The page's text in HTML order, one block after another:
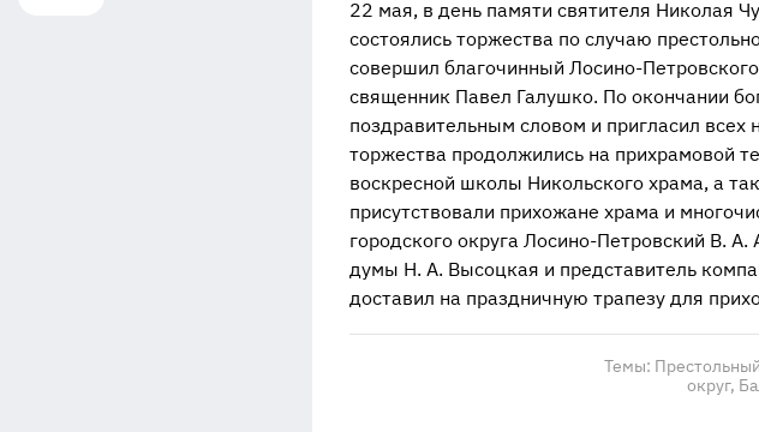
22 мая, в день памяти святителя Николая
состоялись торжества по случаю
совершил благочинный Лосино-
священник Павел Галушко. По окончании
поздравительным словом и пригласил
торжества продолжились на прихрамовой
воскресной школы Никольского храма, а
присутствовали прихожане храма и
городского округа Лосино-Петровский В.
думы Н. А. Высоцкая и представитель
доставил на праздничную трапезу для
Темы:
округ,